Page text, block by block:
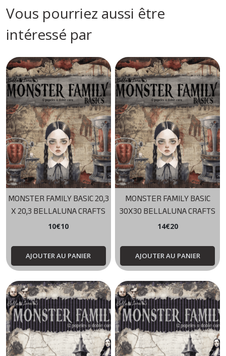
Vous pourriez aussi être
intéressé par
MONSTER FAMILY BASIC 20,3
X 20,3 BELLALUNA CRAFTS
10€10
AJOUTER AU PANIER
MONSTER FAMILY BASIC
30X30 BELLALUNA CRAFTS
14€20
AJOUTER AU PANIER